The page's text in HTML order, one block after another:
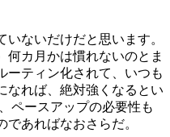
いないだけだと思います。
何カ月かは慣れないのとま
ーティン化されて、いつも
なれば、絶対強くなるとい
ペースアップの必要性も
あればなおさらだ。